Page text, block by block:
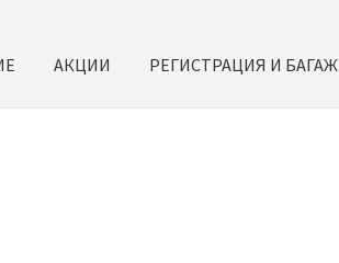
АКЦИИ РЕГИСТРАЦИЯ И БАГАЖ